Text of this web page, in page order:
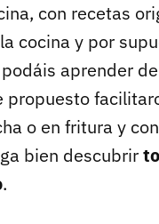
con recetas
cocina y por
aprender
propuesto
o en fritura y
bien descubrir
.